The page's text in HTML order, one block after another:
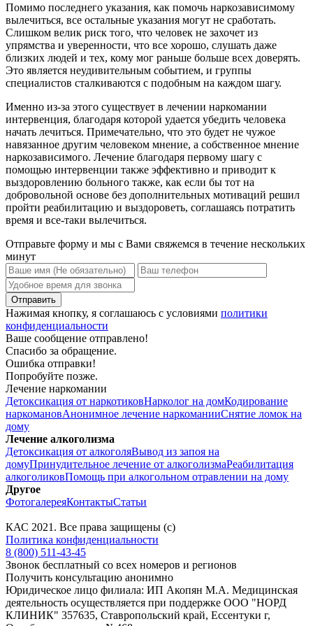
Помимо последнего указания, как помочь наркозависимому
вылечиться, все остальные указания могут не сработать.
Слишком велик риск того, что человек не захочет из
упрямства и уверенности, что все хорошо, слушать даже
близких людей и тех, кому мог раньше больше всех доверять.
Это является неудивительным событием, и группы
специалистов сталкиваются с подобным на каждом шагу.
Именно из-за этого существует в лечении наркомании
интервенция, благодаря которой удается убедить человека
начать лечиться. Примечательно, что это будет не чужое
навязанное другим человеком мнение, а собственное мнение
наркозависимого. Лечение благодаря первому шагу с
помощью интервенции также эффективно и приводит к
выздоровлению больного также, как если бы тот на
добровольной основе без дополнительных мотиваций решил
пройти реабилитацию и выздороветь, соглашаясь потратить
время и все-таки вылечиться.
Отправьте форму и мы с Вами свяжемся в течение нескольких
минут
Нажимая кнопку, я соглашаюсь с условиями политики
конфиденциальности
Ваше сообщение отправлено!
Спасибо за обращение.
Ошибка отправки!
Попробуйте позже.
Лечение наркомании
Детоксикация от наркотиковНарколог на домКодирование
наркомановАнонимное лечение наркоманииСнятие ломок на
дому
Лечение алкоголизма
Детоксикация от алкоголяВывод из запоя на
домуПринудительное лечение от алкоголизмаРеабилитация
алкоголиковПомощь при алкогольном отравлении на дому
Другое
ФотогалереяКонтактыСтатьи
КАС 2021 . Все права защищены (с)
Политика конфиденциальности
8 (800) 511-43-45
Звонок бесплатный со всех номеров и регионов
Получить консультацию анонимно
Юридическое лицо филиала: ИП Акопян М.А. Медицинская
деятельность осуществляется при поддержке ООО "НОРД
КЛИНИК" 357635, Ставропольский край, Ессентуки г,